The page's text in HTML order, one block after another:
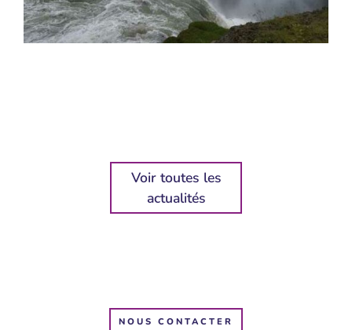
Voir toutes les
actualités
NOUS CONTACTER